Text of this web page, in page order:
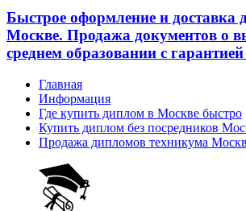
Быстрое оформление и доставка
Москве. Продажа документов о
среднем образовании с гарантией
Главная
Информация
Где купить диплом в Москве быстро
Купить диплом без посредников
Продажа дипломов техникума